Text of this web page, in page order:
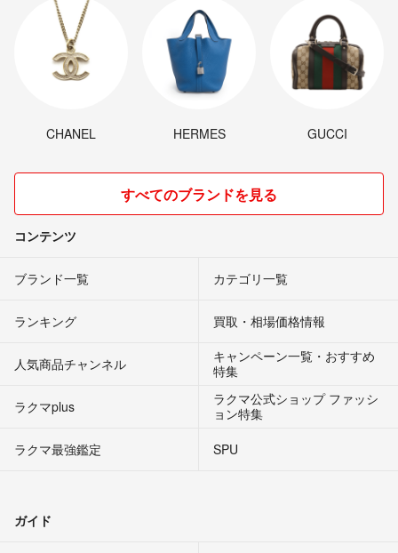
CHANEL HERMES GUCCI
すべてのブランドを見る
コンテンツ
ブランド一覧 カテゴリ一覧
ランキング 買取・相場価格情報
人気商品チャンネル
キャンペーン一覧・おすすめ
特集
ラクマplus
ラクマ公式ショップ ファッシ
ョン特集
ラクマ最強鑑定
SPU
ガイド